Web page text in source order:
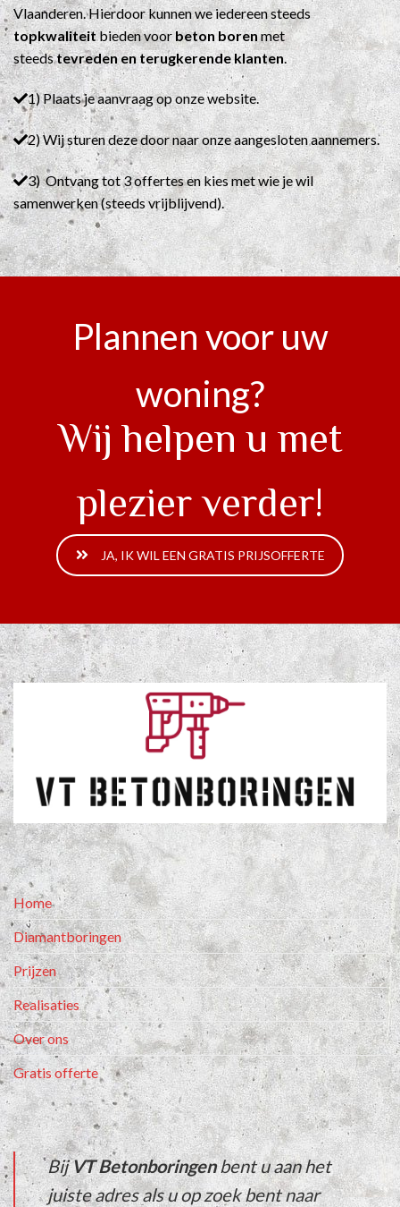
Vlaanderen. Hierdoor kunnen we iedereen steeds
topkwaliteitbieden voorbeton borenmet
steedstevreden en terugkerende klanten
1) Plaats je aanvraag op onze website.
2) Wij sturen deze door naar onze aangesloten aannemers.
3) Ontvang tot 3 offertes en kies met wie je wil
samenwerken (steeds vrijblijvend).
Plannen voor uw
woning?
Wij helpen u met
plezier verder!
JA, IK WIL EEN GRATIS PRIJSOFFERTE
Home
Diamantboringen
Prijzen
Realisaties
Over ons
Gratis offerte
BijVT Betonboringenbent u aan het
juiste adres als u op zoek bent naar